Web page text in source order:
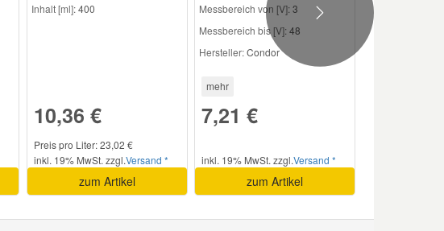
Inhalt [ml]:400
10,36 €
Preis pro Liter: 23,02 €
inkl. 19% MwSt. zzgl.Versand *
zum Artikel
Messbereich von [V]: 3
Messbereich bis [V]: 48
Hersteller:Condor
mehr
7,21 €
inkl. 19% MwSt. zzgl.Versand *
zum Artikel
Next